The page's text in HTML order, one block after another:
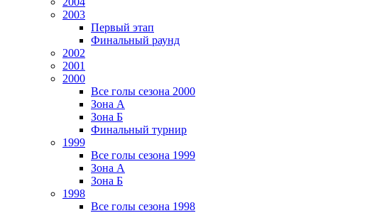
2003
Первый этап
Финальный раунд
2002
2001
2000
Все голы сезона 2000
Зона А
Зона Б
Финальный турнир
1999
Все голы сезона 1999
Зона А
Зона Б
1998
Все голы сезона 1998